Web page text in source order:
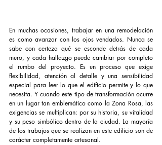
En muchas ocasiones, trabajar en una remodelación
es como avanzar con los ojos vendados. Nunca se
sabe con certeza qué se esconde detrás de cada
muro, y cada hallazgo puede cambiar por completo
el rumbo del proyecto. Es un proceso que exige
flexibilidad, atención al detalle y una sensibilidad
especial para leer lo que el edificio permite y lo que
necesita. Y cuando este tipo de transformación ocurre
en un lugar tan emblemático como la Zona Rosa, las
exigencias se multiplican: por su historia, su vitalidad
y su peso simbólico dentro de la ciudad. La mayoría
de los trabajos que se realizan en este edificio son de
carácter completamente artesanal.